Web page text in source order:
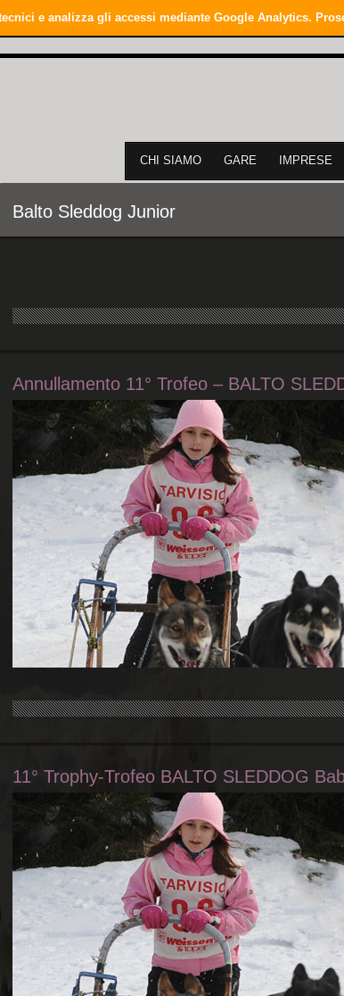
CHI SIAMO GARE IMPRESE
Balto Sleddog Junior
Annullamento 11° Trofeo – BALTO
11° Trophy-Trofeo BALTO SLEDDOG
e analizza gli accessi mediante Google Analytics.